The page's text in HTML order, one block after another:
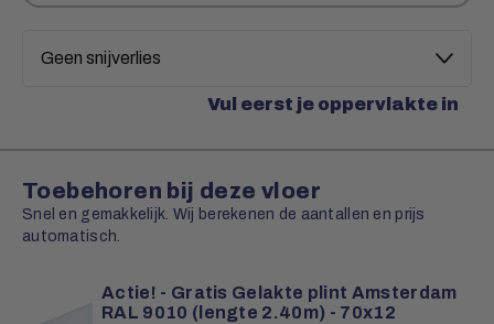
Vul eerst je oppervlakte in
Toebehoren bij deze vloer
Snel en gemakkelijk. Wij berekenen de aantallen en prijs
automatisch.
Actie! - Gratis Gelakte plint Amsterdam
RAL 9010 (lengte 2.40m) - 70x12